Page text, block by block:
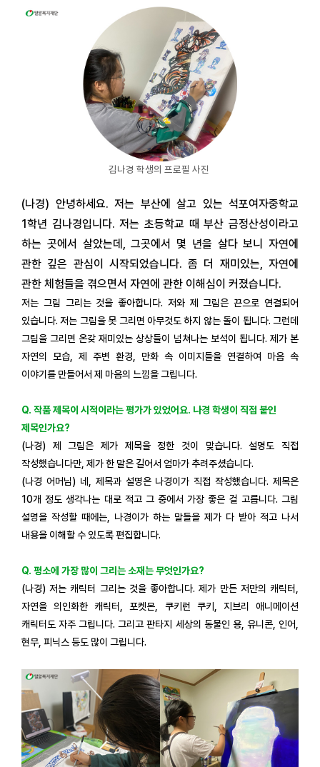
김나경 학생의 프로필 사진
(나경) 안녕하세요. 저는 부산에 살고 있는 석포여자중학교
1학년 김나경입니다.저는 초등학교 때 부산 금정산성이라고
하는 곳에서 살았는데, 그곳에서 몇 년을 살다 보니 자연에
관한 깊은 관심이 시작되었습니다. 좀 더 재미있는, 자연에
관한 체험들을 겪으면서 자연에 관한 이해심이 커졌습니다.
저는 그림 그리는 것을 좋아합니다. 저와 제 그림은 끈으로 연결되어
있습니다. 저는 그림을 못 그리면 아무것도 하지 않는 돌이 됩니다. 그런데
그림을 그리면 온갖 재미있는 상상들이 넘쳐나는 보석이 됩니다. 제가 본
자연의 모습, 제 주변 환경, 만화 속 이미지들을 연결하여 마음 속
이야기를 만들어서 제 마음의 느낌을 그립니다.
Q. 작품 제목이 시적이라는 평가가 있었어요. 나경 학생이 직접 붙인
제목인가요?
(나경) 제 그림은 제가 제목을 정한 것이 맞습니다. 설명도 직접
작성했습니다만, 제가 한 말은 길어서 엄마가 추려주셨습니다.
(나경 어머님) 네, 제목과 설명은 나경이가 직접 작성했습니다. 제목은
10개 정도 생각나는 대로 적고 그 중에서 가장 좋은 걸 고릅니다. 그림
설명을 작성할 때에는, 나경이가 하는 말들을 제가 다 받아 적고 나서
내용을 이해할 수 있도록 편집합니다.
Q. 평소에 가장 많이 그리는 소재는 무엇인가요?
(나경) 저는 캐릭터 그리는 것을 좋아합니다. 제가 만든 저만의 캐릭터,
자연을 의인화한 캐릭터, 포켓몬, 쿠키런 쿠키, 지브리 애니메이션
캐릭터도 자주 그립니다. 그리고 판타지 세상의 동물인 용, 유니콘, 인어,
현무, 피닉스 등도 많이 그립니다.